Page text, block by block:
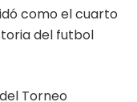
como el cuarto
del futbol
Torneo